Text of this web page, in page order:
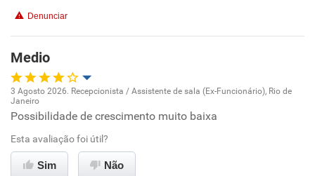
Benefícios
Recomenda esta empresa
Denunciar
Medio
Oportunidade de promoção
Ambiente de trabalho
3 Agosto 2026. Recepcionista / Assistente de sala (Ex-Funcionário), Rio de
Janeiro
Possibilidade de crescimento muito baixa
Esta avaliação foi útil?
Sim Não